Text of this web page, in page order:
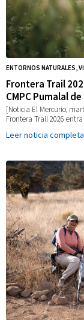
ENTORNOS NATURALES,
Frontera Trail
CMPC Pumalal
[Noticia El Mercurio,
Frontera Trail 2026
Leer noticia completa